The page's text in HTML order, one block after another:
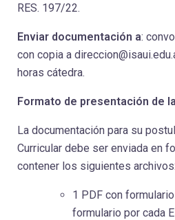
RES. 197/22.
Enviar documentación a:
con copia a
horas cátedra.
Formato de presentación de
La documentación para su
Curricular debe ser enviada en
contener los siguientes archivos:
1 PDF con
formulario por cada